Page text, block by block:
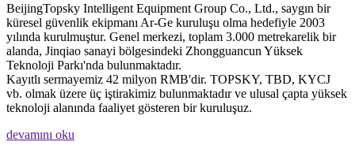
BeijingTopsky Intelligent Equipment Group Co., Ltd., saygın bir
küresel güvenlik ekipmanı Ar-Ge kuruluşu olma hedefiyle 2003
yılında kurulmuştur. Genel merkezi, toplam 3.000 metrekarelik bir
alanda, Jinqiao sanayi bölgesindeki Zhongguancun Yüksek
Teknoloji Parkı'nda bulunmaktadır.
Kayıtlı sermayemiz 42 milyon RMB'dir. TOPSKY, TBD, KYCJ
vb. olmak üzere üç iştirakimiz bulunmaktadır ve ulusal çapta yüksek
teknoloji alanında faaliyet gösteren bir kuruluşuz.
devamını oku